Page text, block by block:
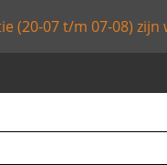
(20-07 t/m 07-08)